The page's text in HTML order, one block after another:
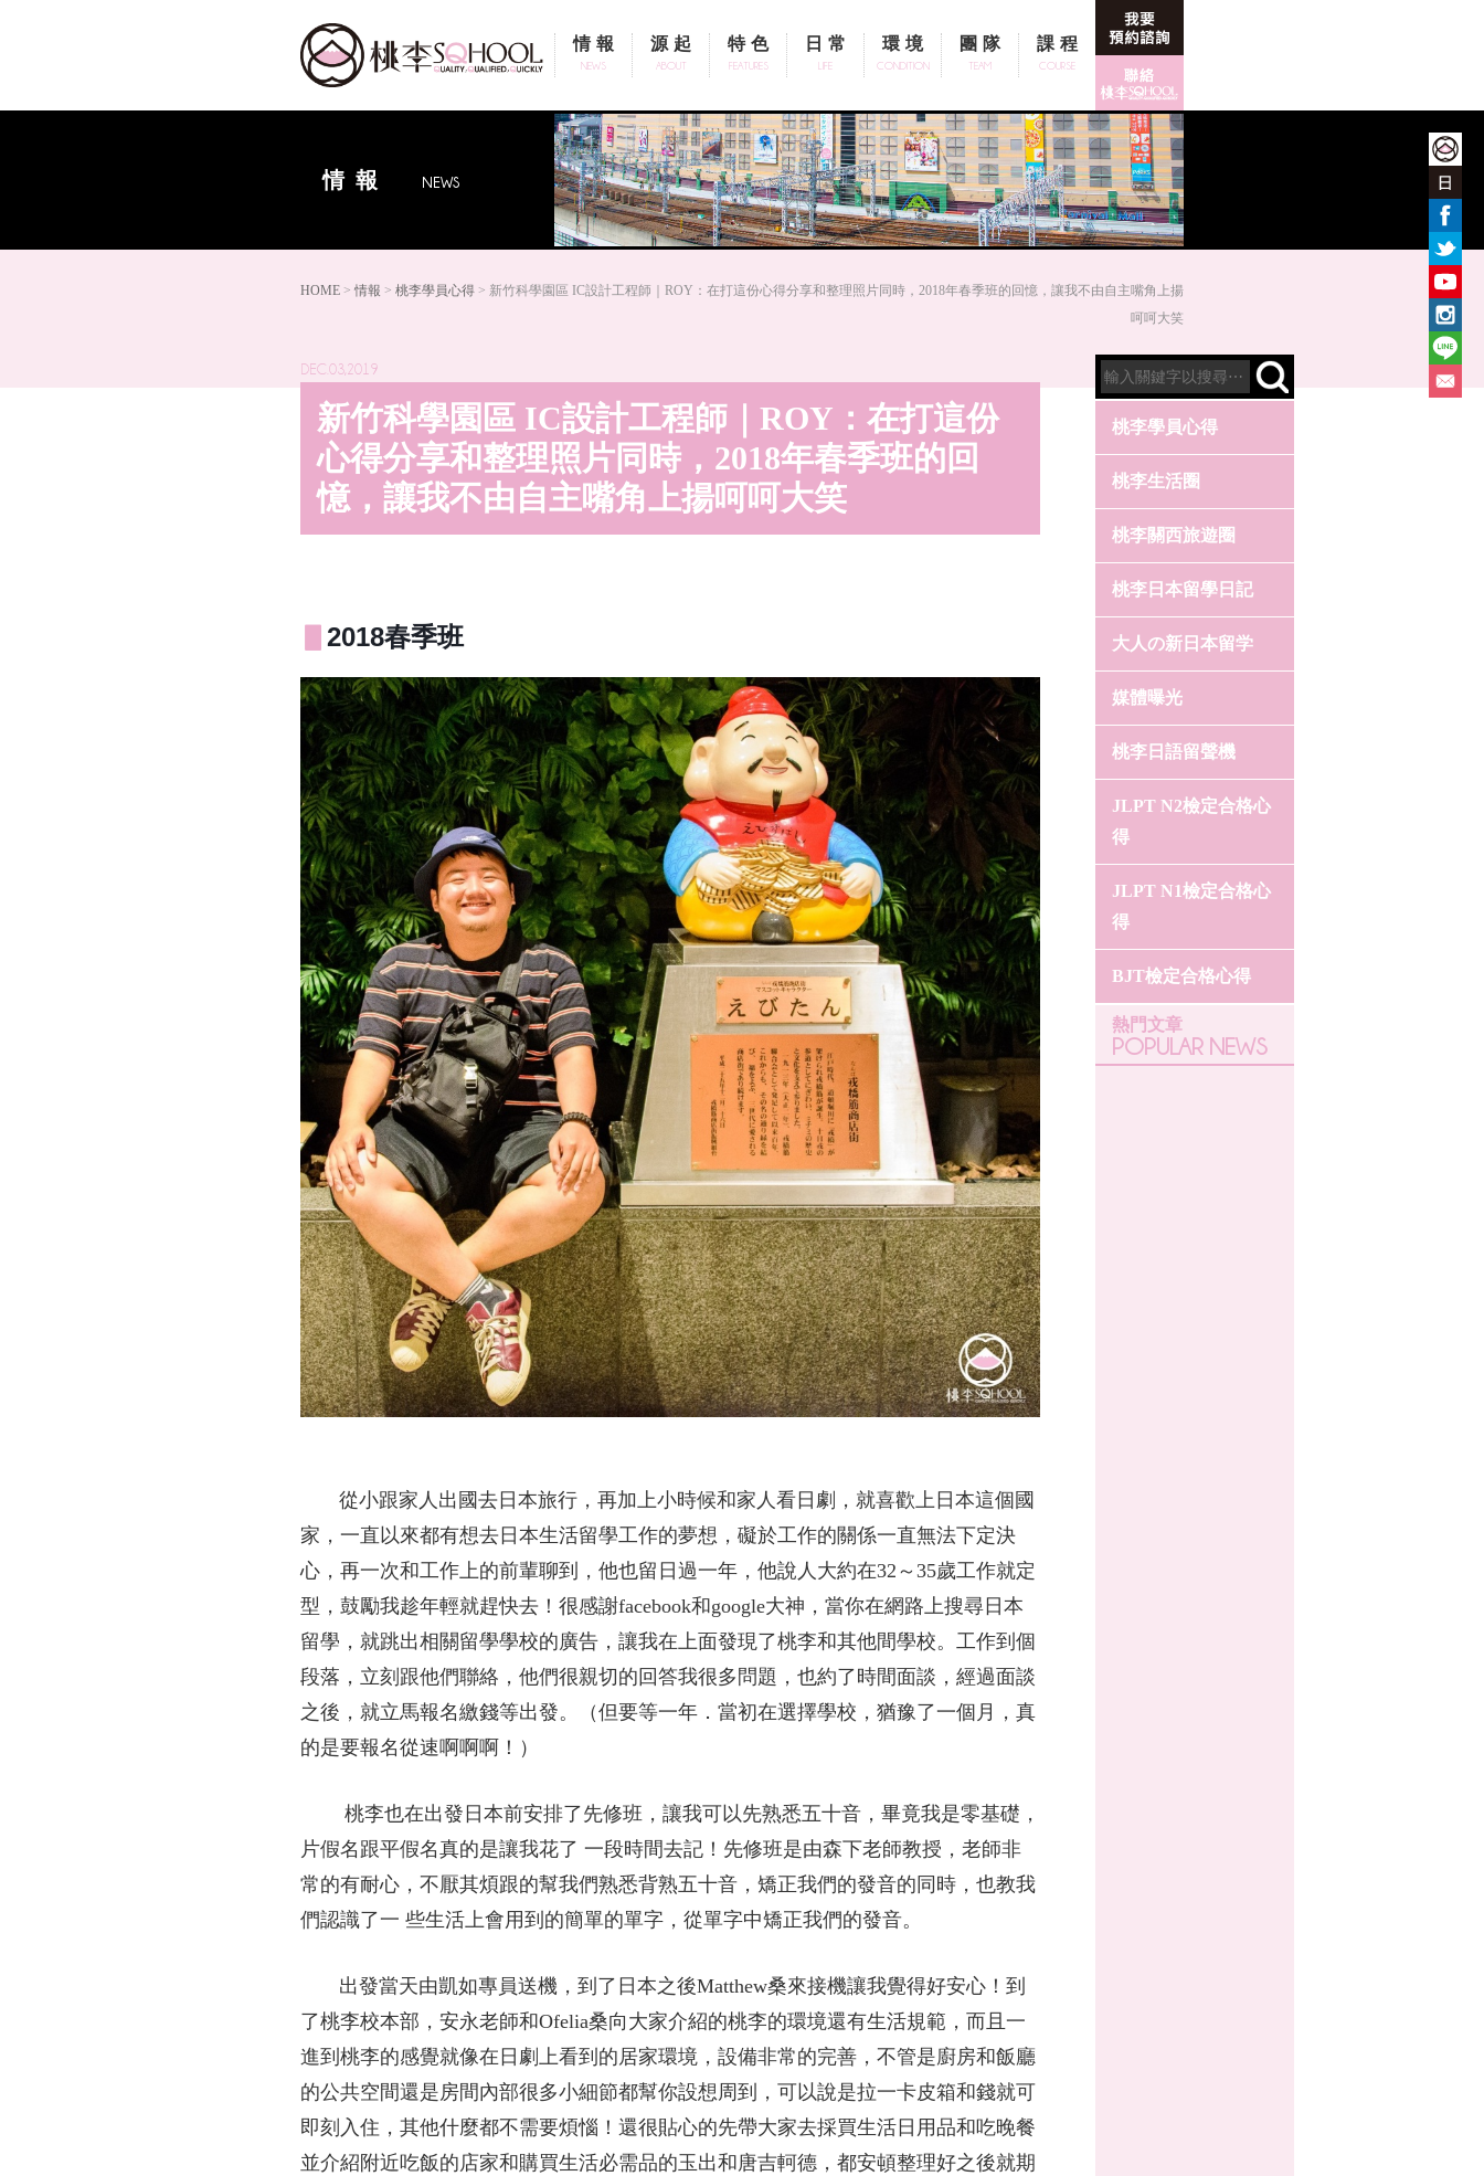
情報
NEWS
源起
ABOUT
特色
FEATURES
日常
LIFE
環境
CONDITION
團隊
TEAM
課程
COURSE
情報 NEWS
HOME > 情報 > 桃李學員心得 > 新竹科學園區 IC設計工程師｜ROY：在打這份心得分享和整理照片同時，2018年春季班的回憶，讓我不由自主嘴角上揚
呵呵大笑
DEC.03,2019
新竹科學園區 IC設計工程師｜ROY：在打這份
心得分享和整理照片同時，2018年春季班的回
憶，讓我不由自主嘴角上揚呵呵大笑
2018春季班
從小跟家人出國去日本旅行，再加上小時候和家人看日劇，就喜歡上日本這個國
家，一直以來都有想去日本生活留學工作的夢想，礙於工作的關係一直無法下定決
心，再一次和工作上的前輩聊到，他也留日過一年，他說人大約在32～35歲工作就定
型，鼓勵我趁年輕就趕快去！很感謝facebook和google大神，當你在網路上搜尋日本
留學，就跳出相關留學學校的廣告，讓我在上面發現了桃李和其他間學校。工作到個
段落，立刻跟他們聯絡，他們很親切的回答我很多問題，也約了時間面談，經過面談
之後，就立馬報名繳錢等出發。（但要等一年．當初在選擇學校，猶豫了一個月，真
的是要報名從速啊啊啊！）
桃李也在出發日本前安排了先修班，讓我可以先熟悉五十音，畢竟我是零基礎，
片假名跟平假名真的是讓我花了 一段時間去記！先修班是由森下老師教授，老師非
常的有耐心，不厭其煩跟的幫我們熟悉背熟五十音，矯正我們的發音的同時，也教我
們認識了一 些生活上會用到的簡單的單字，從單字中矯正我們的發音。
出發當天由凱如專員送機，到了日本之後Matthew桑來接機讓我覺得好安心！到
了桃李校本部，安永老師和Ofelia桑向大家介紹的桃李的環境還有生活規範，而且一
進到桃李的感覺就像在日劇上看到的居家環境，設備非常的完善，不管是廚房和飯廳
的公共空間還是房間內部很多小細節都幫你設想周到，可以說是拉一卡皮箱和錢就可
即刻入住，其他什麼都不需要煩惱！還很貼心的先帶大家去採買生活日用品和吃晚餐
並介紹附近吃飯的店家和購買生活必需品的玉出和唐吉軻德，都安頓整理好之後就期
桃李學員心得
桃李生活圈
桃李關西旅遊圈
桃李日本留學日記
大人の新日本留学
媒體曝光
桃李日語留聲機
JLPT N2檢定合格心
得
JLPT N1檢定合格心
得
BJT檢定合格心得
熱門文章
POPULAR NEWS